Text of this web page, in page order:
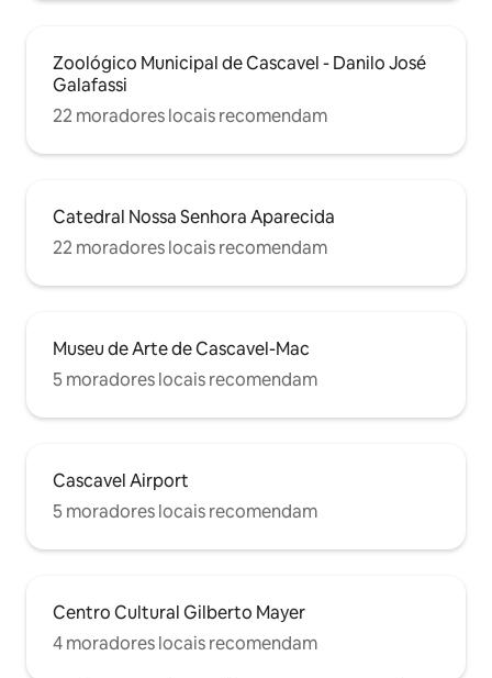
Zoológico Municipal de Cascavel - Danilo José
Galafassi
22 moradores locais recomendam
Catedral Nossa Senhora Aparecida
22 moradores locais recomendam
Museu de Arte de Cascavel-Mac
5 moradores locais recomendam
Cascavel Airport
5 moradores locais recomendam
Centro Cultural Gilberto Mayer
4 moradores locais recomendam